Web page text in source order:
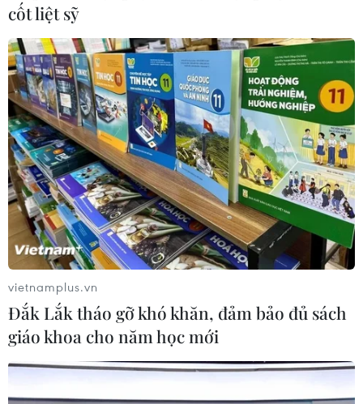
Vũ-Cát Hải./.
(TTXVN/Vietnam+)
#Hải Phòng #Quy hoạch
#Tuyến đường bộ
#Khu công nghiệp
#Tái định cư
#Khu dân cư
cốt liệt sỹ
vietnamplus.vn
Đắk Lắk tháo gỡ khó khăn, đảm bảo đủ sách
giáo khoa cho năm học mới